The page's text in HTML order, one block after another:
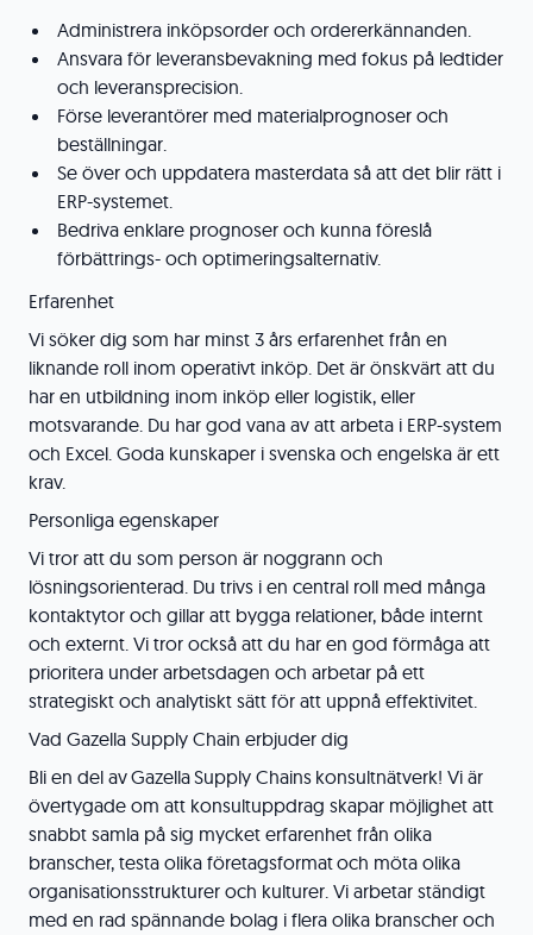
Administrera inköpsorder och ordererkännanden.
Ansvara för leveransbevakning med fokus på ledtider
och leveransprecision.
Förse leverantörer med materialprognoser och
beställningar.
Se över och uppdatera masterdata så att det blir rätt i
ERP-systemet.
Bedriva enklare prognoser och kunna föreslå
förbättrings- och optimeringsalternativ.
Erfarenhet
Vi söker dig som har minst 3 års erfarenhet från en
liknande roll inom operativt inköp. Det är önskvärt att du
har en utbildning inom inköp eller logistik, eller
motsvarande. Du har god vana av att arbeta i ERP-system
och Excel. Goda kunskaper i svenska och engelska är ett
krav.
Personliga egenskaper
Vi tror att du som person är noggrann och
lösningsorienterad. Du trivs i en central roll med många
kontaktytor och gillar att bygga relationer, både internt
och externt. Vi tror också att du har en god förmåga att
prioritera under arbetsdagen och arbetar på ett
strategiskt och analytiskt sätt för att uppnå effektivitet.
Vad Gazella Supply Chain erbjuder dig
Bli en del av Gazella Supply Chains konsultnätverk! Vi är
övertygade om att konsultuppdrag skapar möjlighet att
snabbt samla på sig mycket erfarenhet från olika
branscher, testa olika företagsformat och möta olika
organisationsstrukturer och kulturer. Vi arbetar ständigt
med en rad spännande bolag i flera olika branscher och